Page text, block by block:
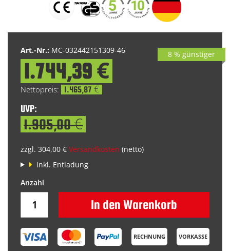
Art.-Nr.: MC-032442151309-46
Price
1.744,39 €
1.465,87 €
UVP:
1.905,00 €
zzgl. 304,00 € Versandkosten (netto)
inkl. Entladung
In den Warenkorb
RECHNUNG VORKASSE
8 % günstiger